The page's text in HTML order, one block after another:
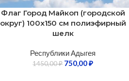
Флаг Город Майкоп (городской
округ) 100х150 см полиэфирный
шелк
Республики Адыгея
1450,00₽ 750,00₽